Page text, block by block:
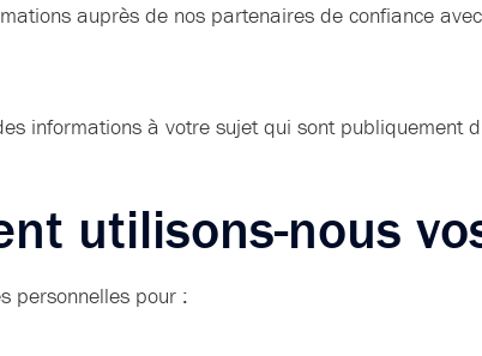
auprès de nos partenaires de confiance
informations à votre sujet qui sont publiquement
utilisons-nous
personnelles pour :